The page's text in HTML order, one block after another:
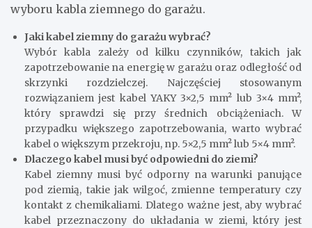
wyboru kabla ziemnego do garażu.
Jaki kabel ziemny do garażu wybrać?
Wybór kabla zależy od kilku czynników, takich jak
zapotrzebowanie na energię w garażu oraz odległość od
skrzynki rozdzielczej. Najczęściej stosowanym
rozwiązaniem jest kabel YAKY 3×2,5 mm² lub 3×4 mm²,
który sprawdzi się przy średnich obciążeniach. W
przypadku większego zapotrzebowania, warto wybrać
kabel o większym przekroju, np. 5×2,5 mm² lub 5×4 mm².
Dlaczego kabel musi być odpowiedni do ziemi?
Kabel ziemny musi być odporny na warunki panujące
pod ziemią, takie jak wilgoć, zmienne temperatury czy
kontakt z chemikaliami. Dlatego ważne jest, aby wybrać
kabel przeznaczony do układania w ziemi, który jest